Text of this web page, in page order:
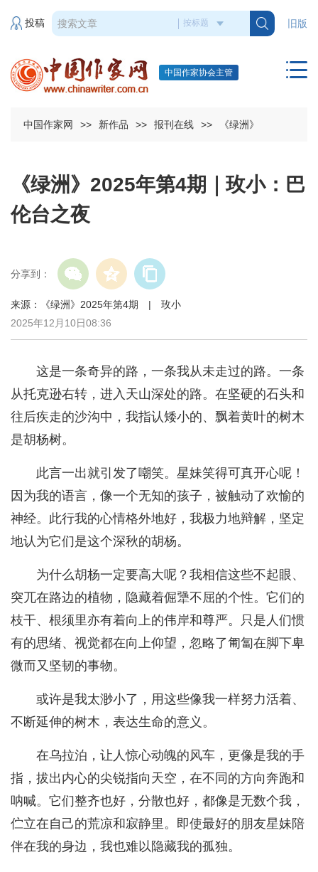
旧版
投稿
中国作家协会主管
中国作家网 >> 新作品 >> 报刊在线 >> 《绿洲》
《绿洲》2025年第4期｜玫小：巴
伦台之夜
分享到：
来源：《绿洲》2025年第4期 | 玫小
2025年12月10日08:36
这是一条奇异的路，一条我从未走过的路。一条
从托克逊右转，进入天山深处的路。在坚硬的石头和
往后疾走的沙沟中，我指认矮小的、飘着黄叶的树木
是胡杨树。
此言一出就引发了嘲笑。星妹笑得可真开心呢！
因为我的语言，像一个无知的孩子，被触动了欢愉的
神经。此行我的心情格外地好，我极力地辩解，坚定
地认为它们是这个深秋的胡杨。
为什么胡杨一定要高大呢？我相信这些不起眼、
突兀在路边的植物，隐藏着倔犟不屈的个性。它们的
枝干、根须里亦有着向上的伟岸和尊严。只是人们惯
有的思绪、视觉都在向上仰望，忽略了匍匐在脚下卑
微而又坚韧的事物。
或许是我太渺小了，用这些像我一样努力活着、
不断延伸的树木，表达生命的意义。
在乌拉泊，让人惊心动魄的风车，更像是我的手
指，拔出内心的尖锐指向天空，在不同的方向奔跑和
呐喊。它们整齐也好，分散也好，都像是无数个我，
伫立在自己的荒凉和寂静里。即使最好的朋友星妹陪
伴在我的身边，我也难以隐藏我的孤独。